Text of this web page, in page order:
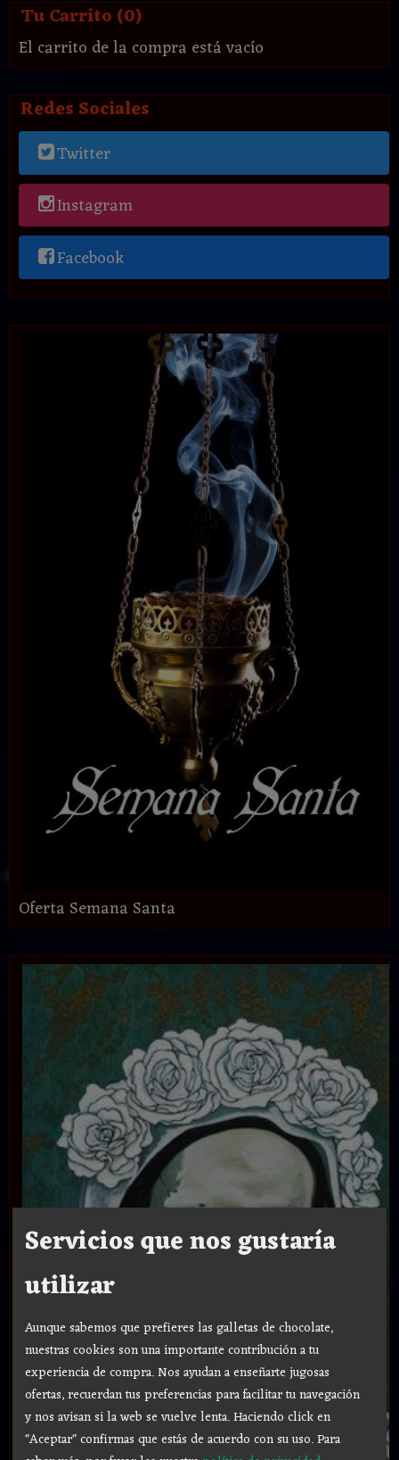
Tu Carrito (0)
El carrito de la compra está vacío
Redes Sociales
Twitter
Instagram
Facebook
Oferta Semana Santa
Servicios que nos gustaría
utilizar
Aunque sabemos que prefieres las galletas de chocolate,
nuestras cookies son una importante contribución a tu
experiencia de compra. Nos ayudan a enseñarte jugosas
ofertas, recuerdan tus preferencias para facilitar tu navegación
y nos avisan si la web se vuelve lenta. Haciendo click en
"Aceptar" confirmas que estás de acuerdo con su uso.Para